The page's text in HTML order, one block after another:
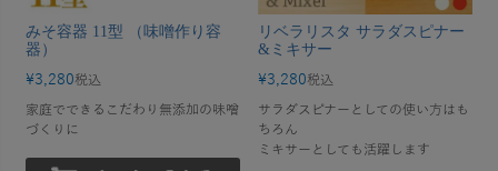
みそ容器 11型 （味噌作り容
器）
¥3,280税込
家庭でできるこだわり無添加の味噌
づくりに
リベラリスタ サラダスピナー
&ミキサー
¥3,280税込
サラダスピナーとしての使い方はも
ちろん
ミキサーとしても活躍します